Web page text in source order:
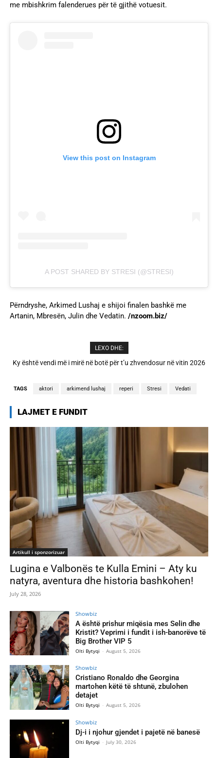
me mbishkrim falenderues për të gjithë votuesit.
View this post on Instagram
A POST SHARED BY STRESI (@STRESI)
Përndryshe, Arkimed Lushaj e shijoi finalen bashkë me
Artanin, Mbresën, Julin dhe Vedatin. /nzoom.biz/
LEXO DHE:
A është prishur miqësia mes Selin dhe Kristit? Veprimi i fundit i ish-
TAGS aktori arkimend lushaj reperi Stresi Vedati
LAJMET E FUNDIT
Artikull i sponzorizuar
Lugina e Valbonës te Kulla Emini – Aty ku
natyra, aventura dhe historia bashkohen!
July 28, 2026
Showbiz
A është prishur miqësia mes Selin dhe
Kristit? Veprimi i fundit i ish-banorëve të
Big Brother VIP 5
Olti Bytyqi - August 5, 2026
Showbiz
Cristiano Ronaldo dhe Georgina
martohen këtë të shtunë, zbulohen
detajet
Olti Bytyqi - August 5, 2026
Showbiz
Dj-i i njohur gjendet i pajetë në banesë
Olti Bytyqi - July 30, 2026